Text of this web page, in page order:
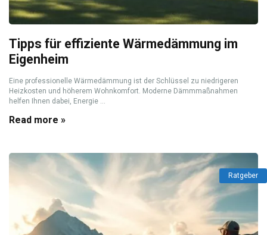
Tipps für effiziente Wärmedämmung im
Eigenheim
Eine professionelle Wärmedämmung ist der Schlüssel zu niedrigeren
Heizkosten und höherem Wohnkomfort. Moderne Dämmmaßnahmen
helfen Ihnen dabei, Energie ...
Read more »
Ratgeber